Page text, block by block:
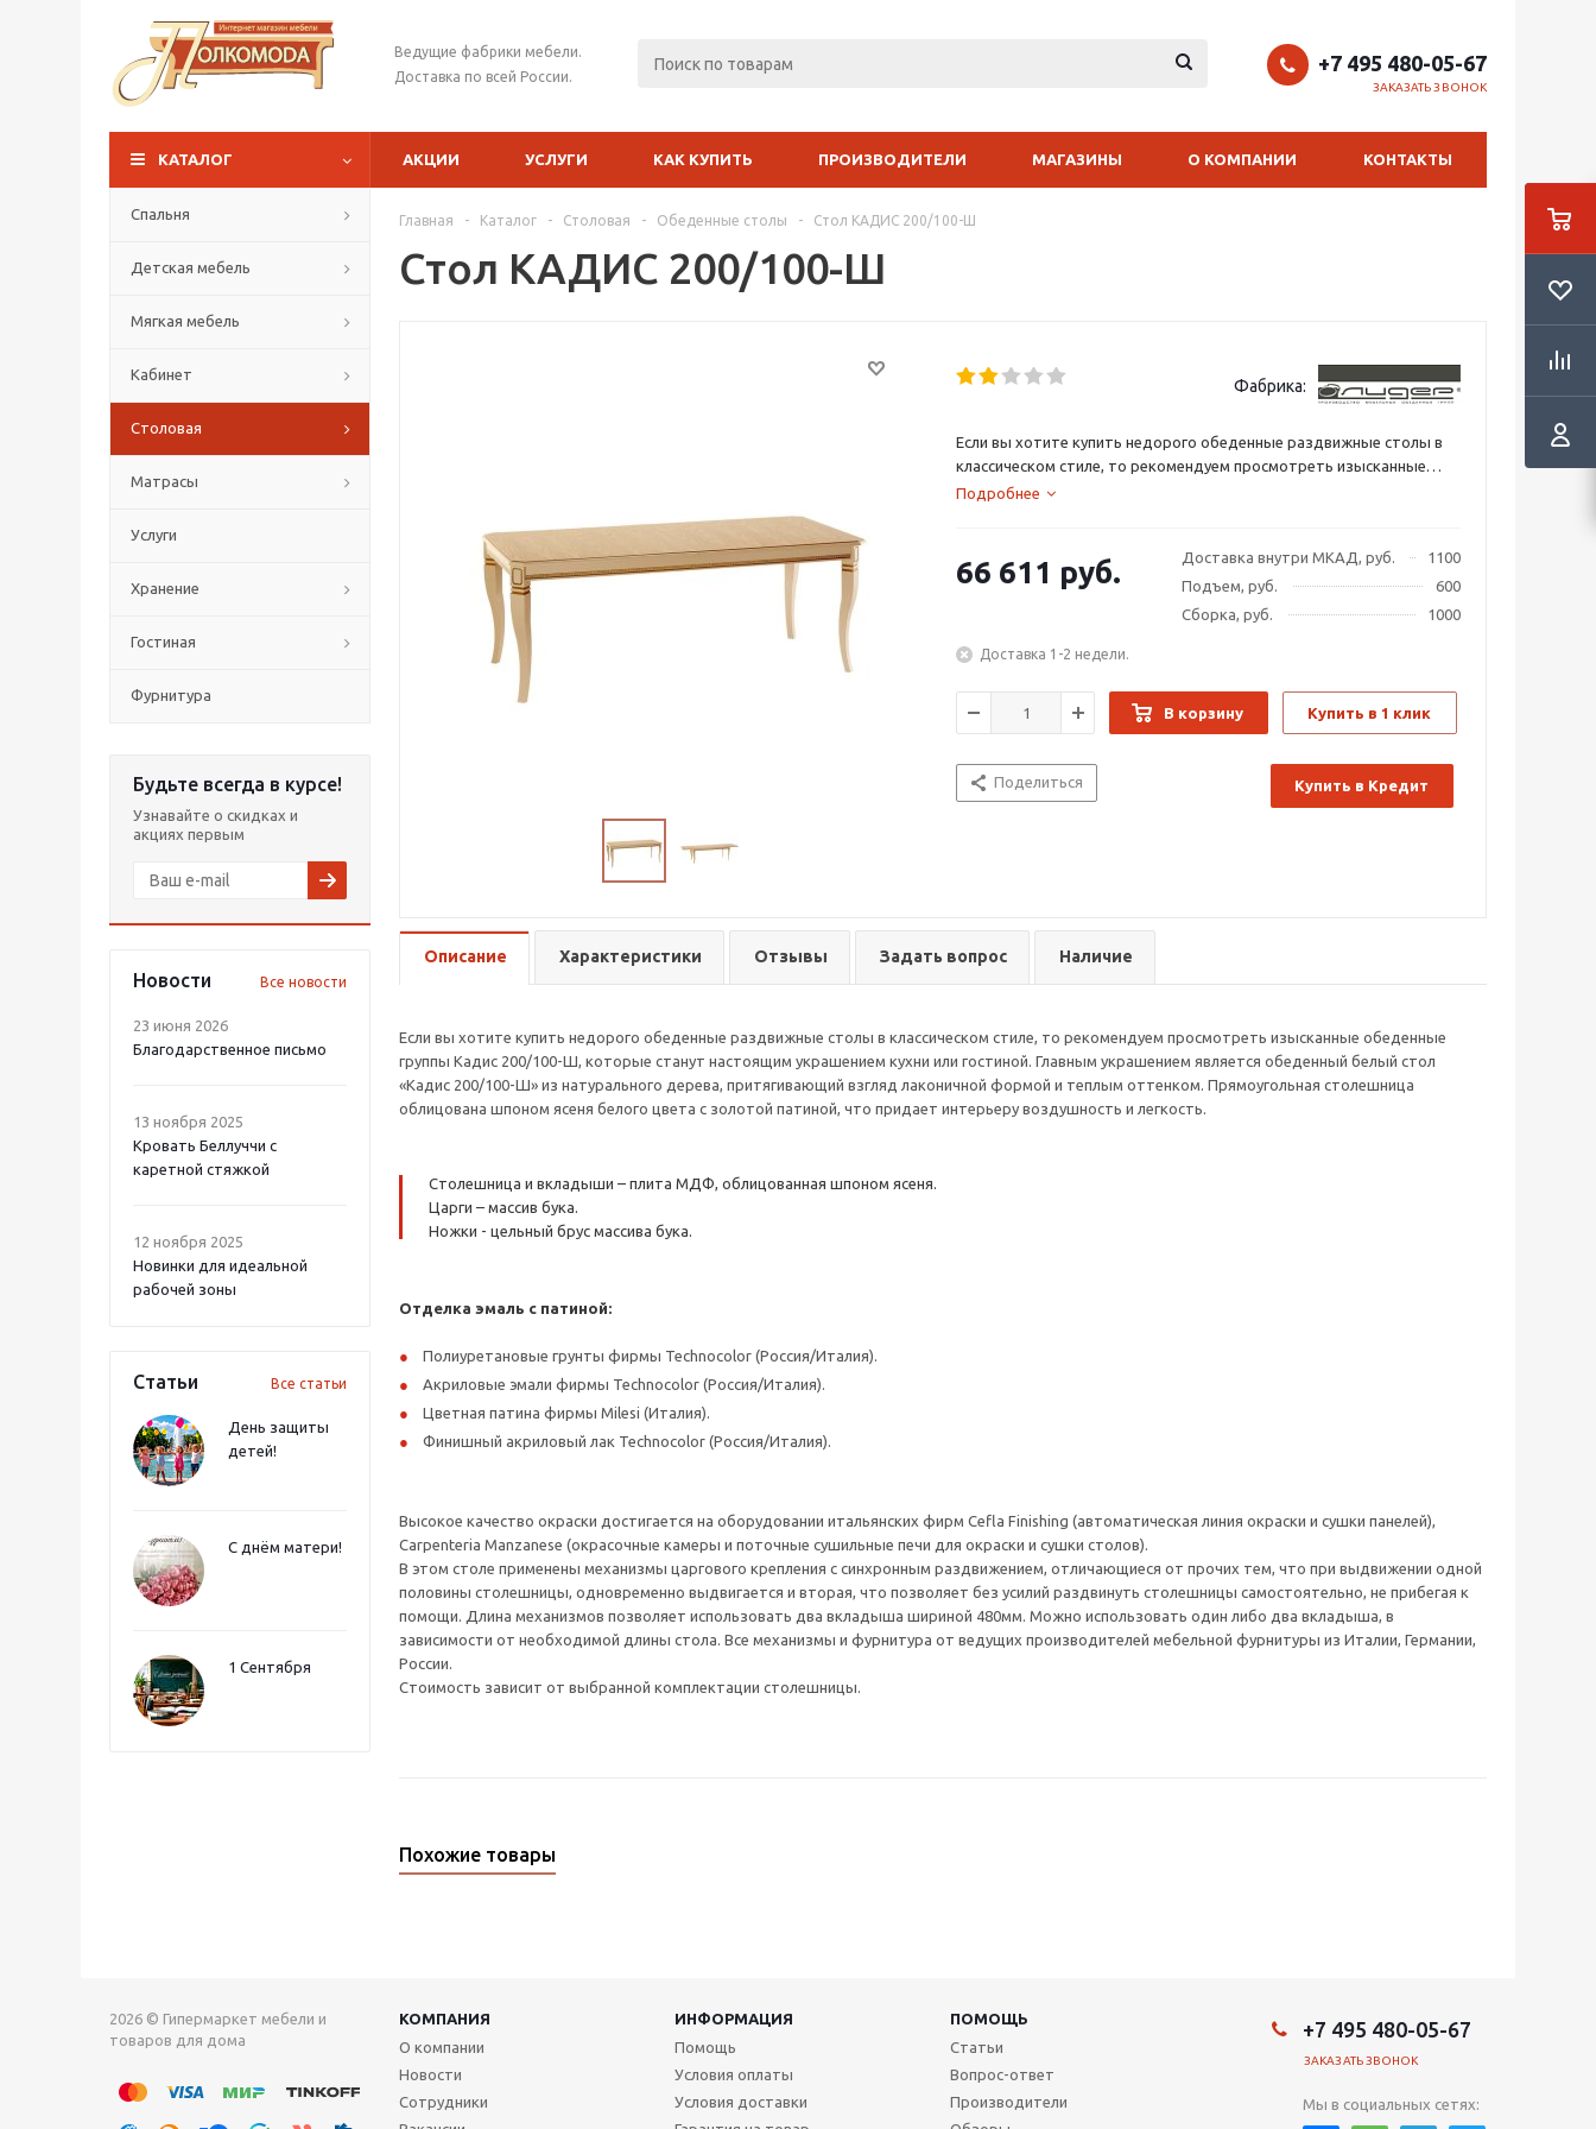
Ведущие фабрики мебели.
Доставка по всей России.
+7 495 480-05-67
ЗАКАЗАТЬ ЗВОНОК
КАТАЛОГ АКЦИИ УСЛУГИ КАК КУПИТЬ ПРОИЗВОДИТЕЛИ МАГАЗИНЫ О КОМПАНИИ КОНТАКТЫ
Спальня
Детская мебель
Мягкая мебель
Кабинет
Столовая
Матрасы
Услуги
Хранение
Гостиная
Фурнитура
Будьте всегда в курсе!
Узнавайте о скидках и
акциях первым
Новости Все новости
23 июня 2026
Благодарственное письмо
13 ноября 2025
Кровать Беллуччи с
каретной стяжкой
12 ноября 2025
Новинки для идеальной
рабочей зоны
Статьи Все статьи
День защиты
детей!
С днём матери!
1 Сентября
Главная - Каталог - Столовая - Обеденные столы - Стол КАДИС 200/100-Ш
Стол КАДИС 200/100-Ш
Фабрика:
Если вы хотите купить недорого обеденные раздвижные столы в
классическом стиле, то рекомендуем просмотреть изысканные
обеденные группы Кадис 200/100-Ш, которые станут настоящим
Подробнее
Доставка внутри МКАД, руб.
1100
Подъем, руб.
600
Сборка, руб.
1000
66 611 руб.
Доставка 1-2 недели.
В корзину Купить в 1 клик
Поделиться Купить в Кредит
Описание Характеристики Отзывы Задать вопрос Наличие
Если вы хотите купить недорого обеденные раздвижные столы в классическом стиле, то рекомендуем просмотреть изысканные обеденные
группы Кадис 200/100-Ш, которые станут настоящим украшением кухни или гостиной. Главным украшением является обеденный белый стол
«Кадис 200/100-Ш» из натурального дерева, притягивающий взгляд лаконичной формой и теплым оттенком. Прямоугольная столешница
облицована шпоном ясеня белого цвета с золотой патиной, что придает интерьеру воздушность и легкость.
Столешница и вкладыши – плита МДФ, облицованная шпоном ясеня.
Царги – массив бука.
Ножки - цельный брус массива бука.
Отделка эмаль с патиной:
Полиуретановые грунты фирмы Technocolor (Россия/Италия).
Акриловые эмали фирмы Technocolor (Россия/Италия).
Цветная патина фирмы Milesi (Италия).
Финишный акриловый лак Technocolor (Россия/Италия).
Высокое качество окраски достигается на оборудовании итальянских фирм Cefla Finishing (автоматическая линия окраски и сушки панелей),
Carpenteria Manzanese (окрасочные камеры и поточные сушильные печи для окраски и сушки столов).
В этом столе применены механизмы царгового крепления с синхронным раздвижением, отличающиеся от прочих тем, что при выдвижении одной
половины столешницы, одновременно выдвигается и вторая, что позволяет без усилий раздвинуть столешницы самостоятельно, не прибегая к
помощи. Длина механизмов позволяет использовать два вкладыша шириной 480мм. Можно использовать один либо два вкладыша, в
зависимости от необходимой длины стола. Все механизмы и фурнитура от ведущих производителей мебельной фурнитуры из Италии, Германии,
России.
Стоимость зависит от выбранной комплектации столешницы.
Похожие товары
2026 © Гипермаркет мебели и
товаров для дома
КОМПАНИЯ ИНФОРМАЦИЯ
ПОМОЩЬ
О компании
Новости
Сотрудники
Помощь
Условия оплаты
Условия доставки
Статьи
Вопрос-ответ
Производители
+7 495 480-05-67
ЗАКАЗАТЬ ЗВОНОК
Мы в социальных сетях: